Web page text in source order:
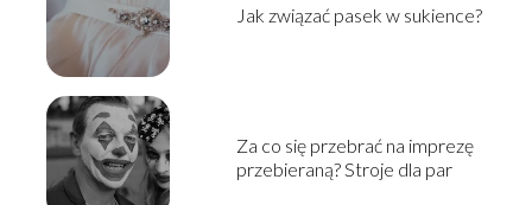
Jak związać pasek w sukience?
Za co się przebrać na imprezę
przebieraną? Stroje dla par